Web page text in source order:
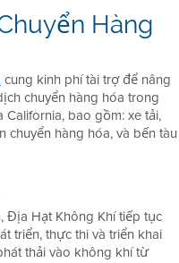
Hàng
cung kinh phí tài trợ để nâng
chuyển hàng hóa trong
bao gồm: xe tải,
chuyển hàng hóa, và bến tàu
Địa Hạt Không Khí tiếp tục
triển, thực thi và triển khai
thải vào không khí từ